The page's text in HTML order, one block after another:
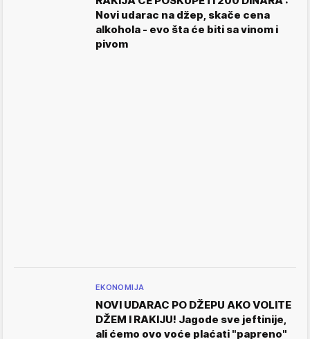
Novi udarac na džep, skače cena
alkohola - evo šta će biti sa vinom i
pivom
EKONOMIJA
NOVI UDARAC PO DŽEPU AKO VOLITE
DŽEM I RAKIJU! Jagode sve jeftinije,
ali ćemo ovo voće plaćati "papreno"